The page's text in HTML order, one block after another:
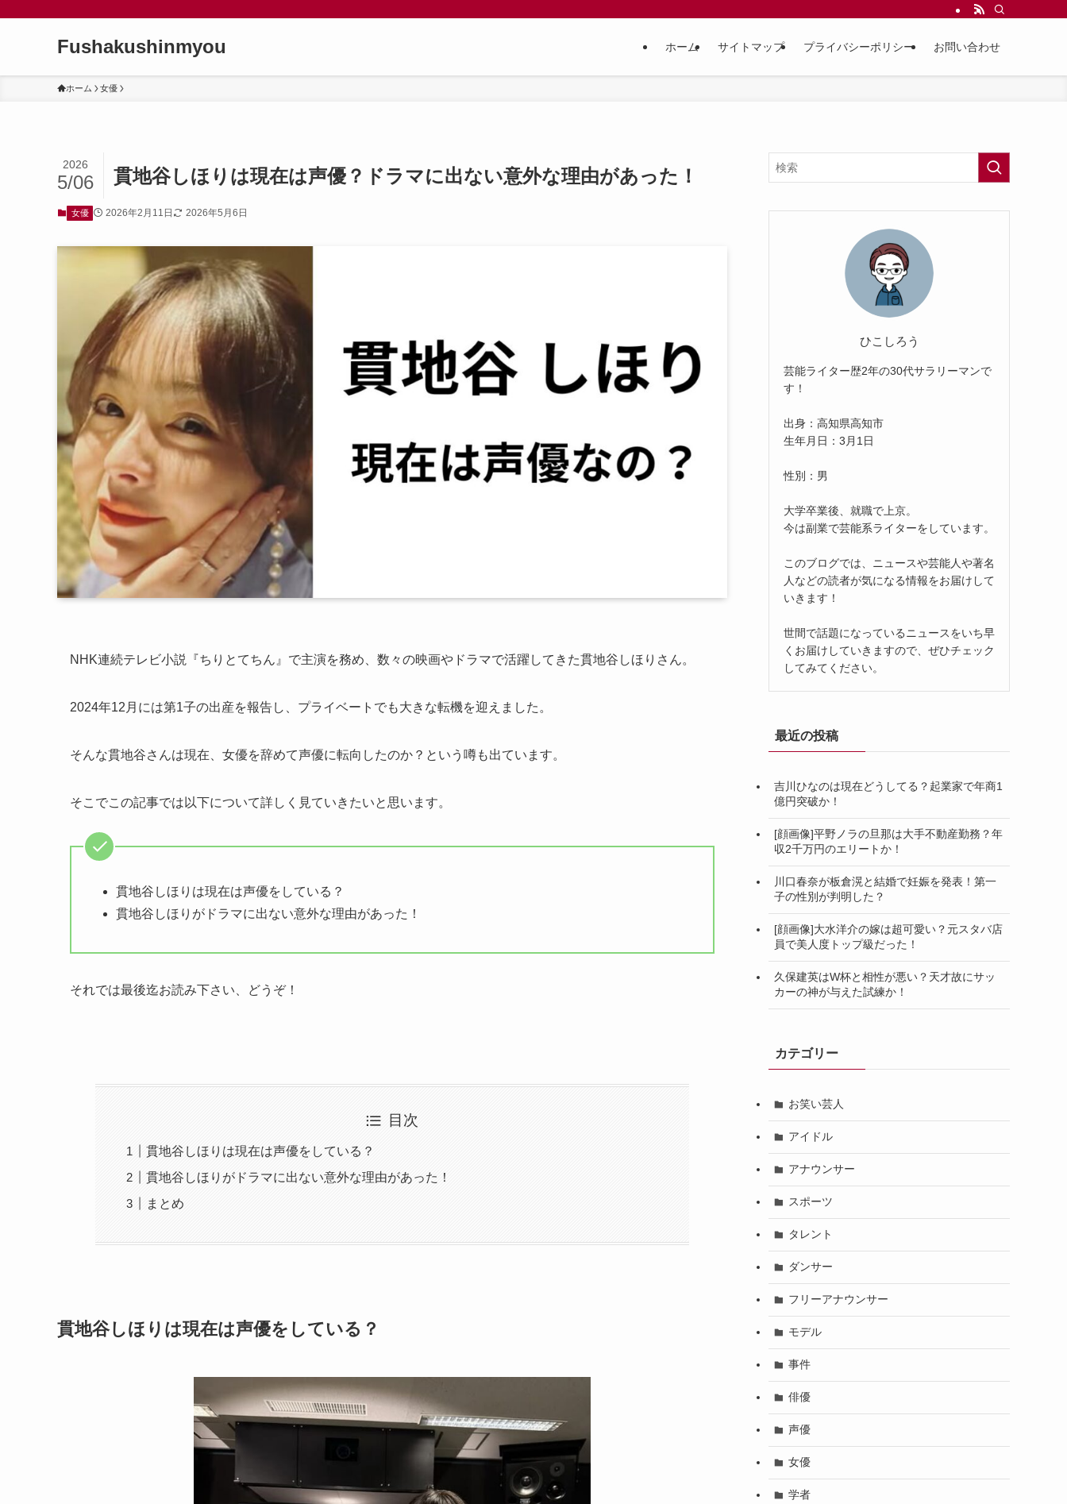
Fushakushinmyou ホーム サイトマップ プライバシーポリシー お問い合わせ
ホーム 女優
貫地谷しほりは現在は声優？ドラマに出ない意外な理由があった！
2026
5/06
女優 2026年2月11日 2026年5月6日
NHK連続テレビ小説『ちりとてちん』で主演を務め、数々の映画やドラマで活躍してきた貫地谷しほりさん。
2024年12月には第1子の出産を報告し、プライベートでも大きな転機を迎えました。
そんな貫地谷さんは現在、女優を辞めて声優に転向したのか？という噂も出ています。
そこでこの記事では以下について詳しく見ていきたいと思います。
貫地谷しほりは現在は声優をしている？
貫地谷しほりがドラマに出ない意外な理由があった！
それでは最後迄お読み下さい、どうぞ！
目次
貫地谷しほりは現在は声優をしている？
貫地谷しほりがドラマに出ない意外な理由があった！
まとめ
貫地谷しほりは現在は声優をしている？
ひこしろう
芸能ライター歴2年の30代サラリーマンで
す！
出身：高知県高知市
生年月日：3月1日
性別：男
大学卒業後、就職で上京。
今は副業で芸能系ライターをしています。
このブログでは、ニュースや芸能人や著名
人などの読者が気になる情報をお届けして
いきます！
世間で話題になっているニュースをいち早
くお届けしていきますので、ぜひチェック
してみてください。
最近の投稿
吉川ひなのは現在どうしてる？起業家で年商1
億円突破か！
[顔画像]平野ノラの旦那は大手不動産勤務？年
収2千万円のエリートか！
川口春奈が板倉滉と結婚で妊娠を発表！第一
子の性別が判明した？
[顔画像]大水洋介の嫁は超可愛い？元スタバ店
員で美人度トップ級だった！
久保建英はW杯と相性が悪い？天才故にサッ
カーの神が与えた試練か！
カテゴリー
お笑い芸人
アイドル
アナウンサー
スポーツ
タレント
ダンサー
フリーアナウンサー
モデル
事件
俳優
声優
女優
学者